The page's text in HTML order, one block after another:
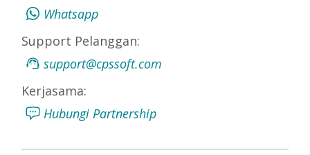
Whatsapp
Support Pelanggan:
support@cpssoft.com
Kerjasama:
Hubungi Partnership